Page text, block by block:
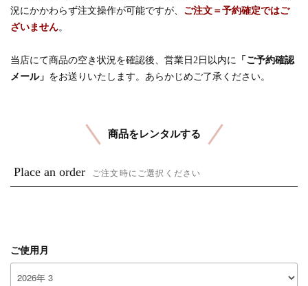
況にかかわらず注文操作が可能ですが、 ご注文＝予約確定ではご
ざいません。
当店にて商品の空き状況を確認後、営業日2日以内に
「ご予約確認
メール」 をお送りいたします。あらかじめご了承ください。
商品をレンタルする
Place an order ご注文時にご選択ください
ご使用月